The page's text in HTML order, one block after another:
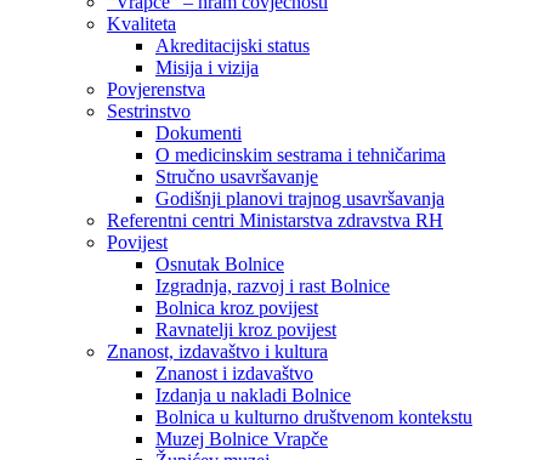
Kvaliteta
Akreditacijski status
Misija i vizija
Povjerenstva
Sestrinstvo
Dokumenti
O medicinskim sestrama i tehničarima
Stručno usavršavanje
Godišnji planovi trajnog usavršavanja
Referentni centri Ministarstva zdravstva RH
Povijest
Osnutak Bolnice
Izgradnja, razvoj i rast Bolnice
Bolnica kroz povijest
Ravnatelji kroz povijest
Znanost, izdavaštvo i kultura
Znanost i izdavaštvo
Izdanja u nakladi Bolnice
Bolnica u kulturno društvenom kontekstu
Muzej Bolnice Vrapče